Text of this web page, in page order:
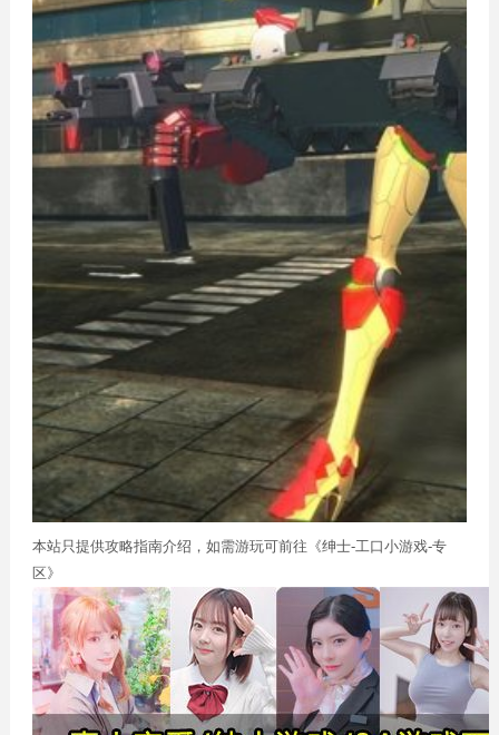
本站只提供攻略指南介绍，如需游玩可前往《绅士-工口小游戏-专
区》